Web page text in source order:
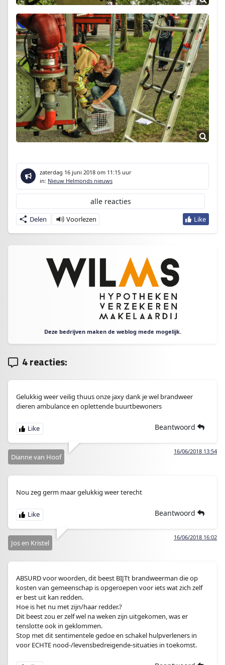
zaterdag 16 juni 2018 om 11:15 uur
in: Nieuw Helmonds nieuws
Delen
alle reacties
Deze bedrijven maken de weblog mede mogelijk.
4 reacties:
Gelukkig weer veilig thuus onze jaxy dank je wel brandweer
dieren ambulance en oplettende buurtbewoners
Beantwoord
16/06/2018 13:54
Dianne van Hoof
Nou zeg germ maar gelukkig weer terecht
Beantwoord
16/06/2018 16:02
Jos en Kristel
ABSURD voor woorden, dit beest BIJTt brandweerman die op
kosten van gemeenschap is opgeroepen voor iets wat zich zelf
er best uit kan redden.
Hoe is het nu met zijn/haar redder.?
Dit beest zou er zelf wel na weken zijn uitgekomen, was er
tenslotte ook in geklommen.
Stop met dit sentimentele gedoe en schakel hulpverleners in
voor ECHTE nood-/levensbedreigende-situaties in toekomst.